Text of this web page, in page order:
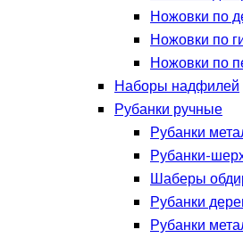
Ножовки по
Ножовки по
Ножовки по
Наборы надфилей
Рубанки ручные
Рубанки
Рубанки-
Шаберы
Рубанки
Рубанки